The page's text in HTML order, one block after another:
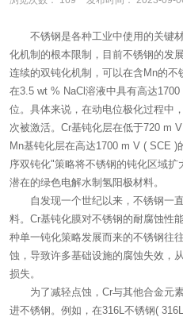
不锈钢是各种工业中使用的关键材
化机制的根本限制，目前不锈钢的发
连续的双钝化机制，可以在含Mn的不
在3.5 wt % NaCl溶液中具有高达
位。具体来说，在动电位极化过程中
次被激活。Cr基钝化层在低于720 m
Mn基钝化层在高达1700 m V ( SCE
序双钝化"策略将不锈钢的钝化区域
潜在的绿色电解水制氢阳极材料。
自发现一个世纪以来，不锈钢一直
料。Cr基钝化膜对不锈钢的耐腐蚀性
种单一钝化策略发展而来的不锈钢往
蚀，导致许多基础设施的腐蚀失效，
损失。
为了减轻点蚀，Cr与其他合金元素
进不锈钢。例如，在316L不锈钢(